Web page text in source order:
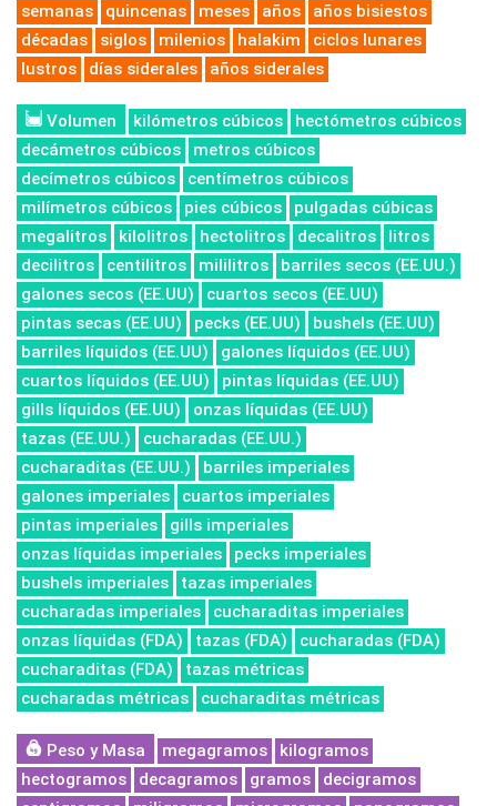
semanas
quincenas meses años
años bisiestos
décadas
siglos milenios halakim
ciclos lunares
lustros
días siderales años siderales
Volumen kilómetros cúbicos
hectómetros cúbicos
decámetros cúbicos
metros cúbicos
decímetros cúbicos
centímetros cúbicos
milímetros cúbicos
pies cúbicos
pulgadas cúbicas
megalitros
kilolitros hectolitros decalitros
litros
decilitros
centilitros mililitros
barriles secos (EE.UU.)
galones secos (EE.UU)
cuartos secos (EE.UU)
pintas secas (EE.UU)
pecks (EE.UU)
bushels (EE.UU)
barriles líquidos (EE.UU)
galones líquidos (EE.UU)
cuartos líquidos (EE.UU)
pintas líquidas (EE.UU)
gills líquidos (EE.UU)
onzas líquidas (EE.UU)
tazas (EE.UU.)
cucharadas (EE.UU.)
cucharaditas (EE.UU.)
barriles imperiales
galones imperiales
cuartos imperiales
pintas imperiales
gills imperiales
onzas líquidas imperiales
pecks imperiales
bushels imperiales
tazas imperiales
cucharadas imperiales
cucharaditas imperiales
onzas líquidas (FDA)
tazas (FDA)
cucharadas (FDA)
cucharaditas (FDA)
tazas métricas
cucharadas métricas
cucharaditas métricas
Peso y Masa megagramos
kilogramos
hectogramos
decagramos gramos
decigramos